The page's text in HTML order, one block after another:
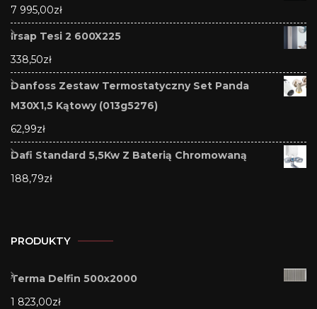
7 995,00zł
Irsap Tesi 2 600X225
338,50zł
Danfoss Zestaw Termostatyczny Set Panda
M30X1,5 Kątowy (013g5276)
62,99zł
Dafi Standard 5,5Kw Z Baterią Chromowaną
188,79zł
PRODUKTY
Terma Delfin 500x2000
1 823,00zł